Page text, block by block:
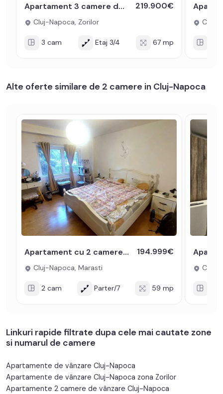
Apartament 3 camere decomandate de vanzare Comision 0% Zorilor 219.900€
Cluj-Napoca, Zorilor
3 cam Etaj 3/4 67 mp
Cluj-
Alte oferte similare de 2 camere in Cluj-Napoca
Apartament cu 2 camere de vanzare in Marasti zona BRD si The Office 194.999€
Cluj-Napoca, Marasti
2 cam Parter/7 59 mp
Cluj-
Linkuri rapide filtrate dupa cele mai cautate zone
si numarul de camere
Apartamente de vânzare Cluj-Napoca
Apartamente de vânzare Cluj-Napoca zona Zorilor
Apartamente 2 camere de vânzare Cluj-Napoca